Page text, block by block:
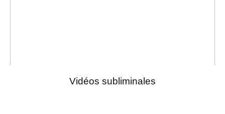
Vidéos subliminales